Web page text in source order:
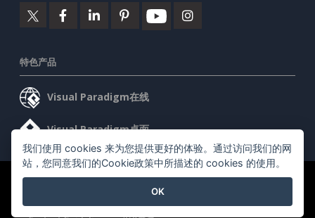
特色产品
Visual Paradigm在线
Visual Paradigm桌面
©2026 by Visual Paradigm. 版权所有。
我们使用 cookies 来为您提供更好的体验。通过访问我们的网
站，您同意我们的Cookie政策中所描述的 cookies 的使用。
OK